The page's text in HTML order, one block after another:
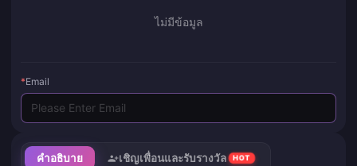
คำอธิบาย เชิญเพื่อนและรับรางวัล HOT
ไม่มีข้อมูล
*Email